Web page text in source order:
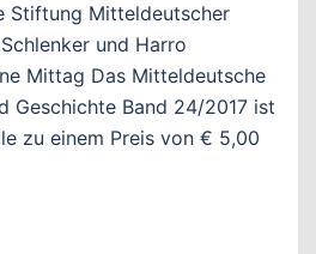
Stiftung Mitteldeutscher
und Harro
Mittag Das Mitteldeutsche
Geschichte Band 24/2017 ist
zu einem Preis von € 5,00